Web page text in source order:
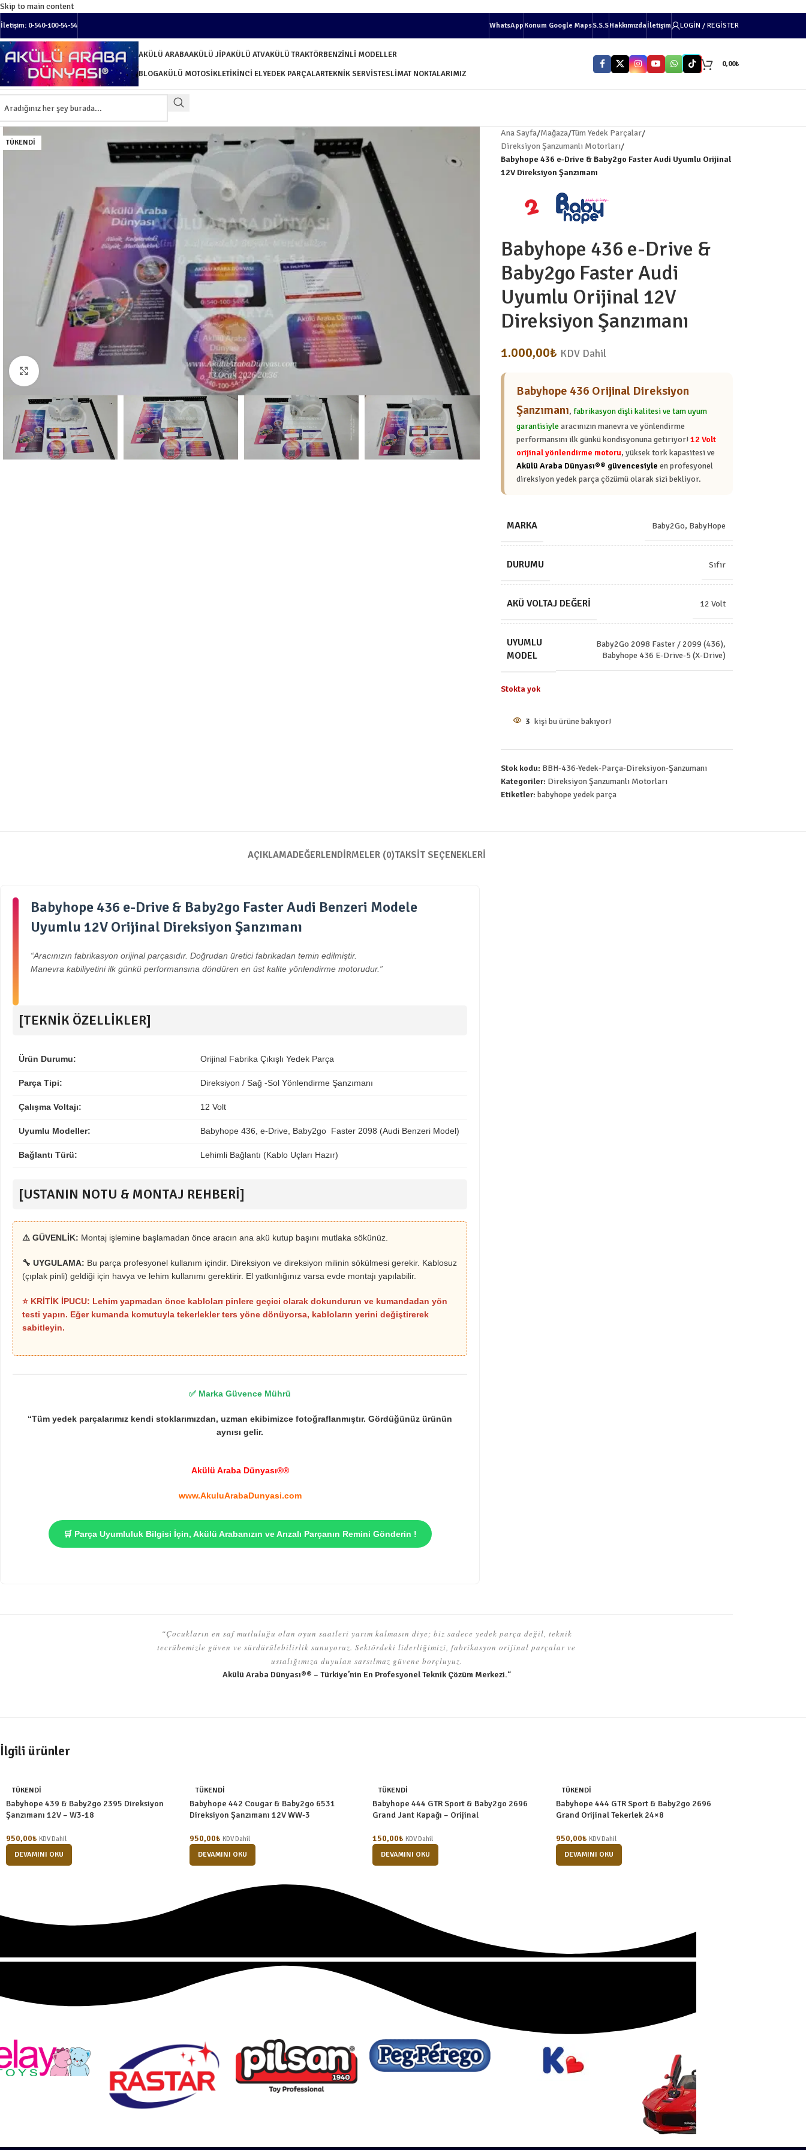
Skip to main content
İletişim: 0-540-100-54-54 WhatsApp Konum Google MapsS.S.SHakkımızdaİletişim LOGIN / REGISTER
AKÜLÜ ARABAAKÜLÜ JIPAKÜLÜ ATVAKÜLÜ TRAKTÖRBENZINLI MODELLER
BLOGAKÜLÜ MOTOSIKLETİKINCI ELYEDEK PARÇALARTEKNIK SERVISTESLIMAT NOKTALARIMIZ
0,00₺
TÜKENDI
Ana Sayfa/Mağaza/Tüm Yedek Parçalar/
Direksiyon Şanzumanlı Motorları/
Babyhope 436 e-Drive & Baby2go Faster Audi Uyumlu Orijinal
12V Direksiyon Şanzımanı
Babyhope 436 e-Drive &
Baby2go Faster Audi
Uyumlu Orijinal 12V
Direksiyon Şanzımanı
1.000,00₺ KDV Dahil
Babyhope 436 Orijinal Direksiyon
Şanzımanı, fabrikasyon dişli kalitesi ve tam uyum
garantisiylearacınızın manevra ve yönlendirme
performansını ilk günkü kondisyonuna getiriyor!12 Volt
orijinal yönlendirme motoru, yüksek tork kapasitesi ve
Akülü Araba Dünyası®® güvencesiyle en profesyonel
direksiyon yedek parça çözümü olarak sizi bekliyor.
MARKA Baby2Go, BabyHope
DURUMU Sıfır
AKÜ VOLTAJ DEĞERI 12 Volt
UYUMLU
MODEL
Baby2Go 2098 Faster / 2099 (436),
Babyhope 436 E-Drive-5 (X-Drive)
Stokta yok
3 kişi bu ürüne bakıyor!
Stok kodu: BBH-436-Yedek-Parça-Direksiyon-Şanzumanı
Kategoriler: Direksiyon Şanzumanlı Motorları
Etiketler: babyhope yedek parça
AÇIKLAMADEĞERLENDIRMELER (0)TAKSIT SEÇENEKLERI
Babyhope 436 e-Drive & Baby2go Faster Audi Benzeri Modele
Uyumlu 12V Orijinal Direksiyon Şanzımanı
“Aracınızın fabrikasyon orijinal parçasıdır. Doğrudan üretici fabrikadan temin edilmiştir.
Manevra kabiliyetini ilk günkü performansına döndüren en üst kalite yönlendirme motorudur.”
[TEKNİK ÖZELLİKLER]
Ürün Durumu: Orijinal Fabrika Çıkışlı Yedek Parça
Parça Tipi: Direksiyon / Sağ -Sol Yönlendirme Şanzımanı
Çalışma Voltajı: 12 Volt
Uyumlu Modeller: Babyhope 436, e-Drive, Baby2go Faster 2098 (Audi Benzeri Model)
Bağlantı Türü: Lehimli Bağlantı (Kablo Uçları Hazır)
[USTANIN NOTU & MONTAJ REHBERİ]
⚠️ GÜVENLİK: Montaj işlemine başlamadan önce aracın ana akü kutup başını mutlaka sökünüz.
🔧 UYGULAMA: Bu parça profesyonel kullanım içindir. Direksiyon ve direksiyon milinin sökülmesi gerekir. Kablosuz
(çıplak pinli) geldiği için havya ve lehim kullanımı gerektirir. El yatkınlığınız varsa evde montajı yapılabilir.
⭐ KRİTİK İPUCU: Lehim yapmadan önce kabloları pinlere geçici olarak dokundurun ve kumandadan yön
testi yapın. Eğer kumanda komutuyla tekerlekler ters yöne dönüyorsa, kabloların yerini değiştirerek
sabitleyin.
✅ Marka Güvence Mührü
“Tüm yedek parçalarımız kendi stoklarımızdan, uzman ekibimizce fotoğraflanmıştır. Gördüğünüz ürünün
aynısı gelir.
Akülü Araba Dünyası®®
www.AkuluArabaDunyasi.com
🛒 Parça Uyumluluk Bilgisi İçin, Akülü Arabanızın ve Arızalı Parçanın Remini Gönderin !
“Çocukların en saf mutluluğu olan oyun saatleri yarım kalmasın diye; biz sadece yedek parça değil, teknik
tecrübemizle güven ve sürdürülebilirlik sunuyoruz. Sektördeki liderliğimizi, fabrikasyon orijinal parçalar ve
ustalığımıza duyulan sarsılmaz güvene borçluyuz.
Akülü Araba Dünyası®® – Türkiye’nin En Profesyonel Teknik Çözüm Merkezi.“
İlgili ürünler
TÜKENDI
Babyhope 439 & Baby2go 2395 Direksiyon
Şanzımanı 12V – W3-18
950,00₺ KDV Dahil
DEVAMINI OKU
TÜKENDI
Babyhope 442 Cougar & Baby2go 6531
Direksiyon Şanzımanı 12V WW-3
950,00₺ KDV Dahil
DEVAMINI OKU
TÜKENDI
Babyhope 444 GTR Sport & Baby2go 2696
Grand Jant Kapağı – Orijinal
150,00₺ KDV Dahil
DEVAMINI OKU
TÜKENDI
Babyhope 444 GTR Sport & Baby2go 2696
Grand Orijinal Tekerlek 24×8
950,00₺ KDV Dahil
DEVAMINI OKU